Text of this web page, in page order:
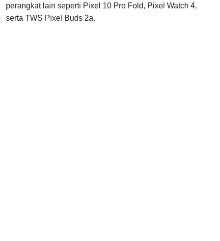
perangkat lain seperti Pixel 10 Pro Fold, Pixel Watch 4,
serta TWS Pixel Buds 2a.